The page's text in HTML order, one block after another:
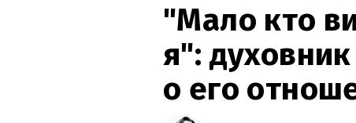
"Мало кто
я":
о его